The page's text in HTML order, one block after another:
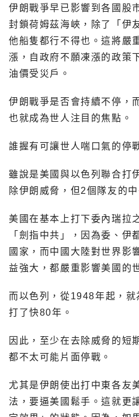
伊朗戰爭早已影響到各國股
封鎖荷姆茲海峽，除了「伊
他船隻都行不得也。這將嚴
漲，自政府不願凍漲的政策
油價受災戶。
伊朗戰爭是否會持續不停，
也就成為世人注目的焦點。
誰握有可讓世人喘口氣的停
雖說是美國與以色列聯合打
除伊朗威脅，但2個隊友的
美國在基本上打下委內瑞拉
「劍指中共」，因為委、伊
國家，而中國大陸對世界影
益強大，都嚴重影響美國的
而以色列，從1948年起，
打了快80年。
因此，至少在去除威脅的短
都不太可能片面停戰。
尤其是伊朗使出打中東各友
法，要逼美國鬆手。這就更